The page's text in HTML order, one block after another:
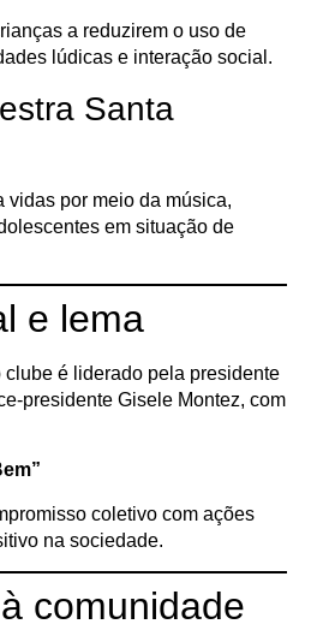
a reduzirem o uso de
lúdicas e interação social.
Santa
vidas por meio da música,
em situação de
e lema
clube é liderado pela presidente
presidente Gisele Montez, com
coletivo com ações
na sociedade.
comunidade